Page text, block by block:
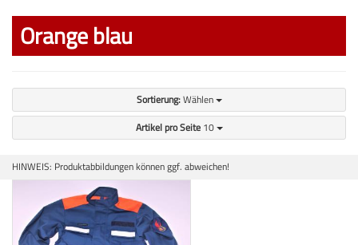
Orange blau
Sortierung:Wählen
Artikel pro Seite 10
HINWEIS: Produktabbildungen können ggf. abweichen!